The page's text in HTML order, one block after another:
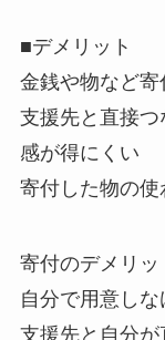
■デメリット
金銭や物など
支援先と直接
感が得にくい
寄付した物の
寄付のデメリ
自分で用意し
支援先と自分